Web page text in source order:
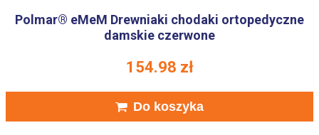
Polmar® eMeM Drewniaki chodaki ortopedyczne
damskie czerwone
154.98 zł
Do koszyka